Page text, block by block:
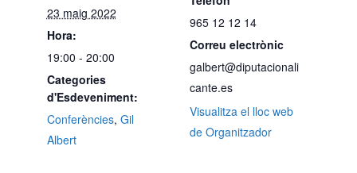
23 maig 2022
Hora:
19:00 - 20:00
Categories
d'Esdeveniment:
Conferències, Gil
Albert
965 12 12 14
Correu electrònic
galbert@diputacionali
cante.es
Visualitza el lloc web
de Organitzador